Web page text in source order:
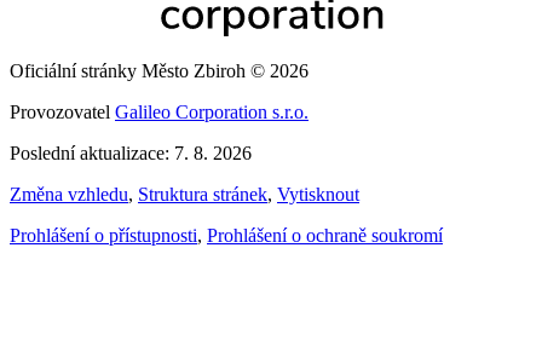
Oficiální stránky Město Zbiroh © 2026
Provozovatel Galileo Corporation s.r.o.
Poslední aktualizace: 7. 8. 2026
Změna vzhledu, Struktura stránek, Vytisknout
Prohlášení o přístupnosti, Prohlášení o ochraně soukromí